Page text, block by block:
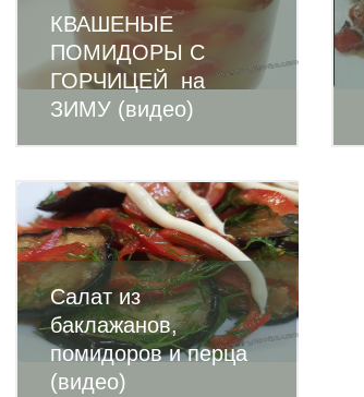
КВАШЕНЫЕ
ПОМИДОРЫ С
ГОРЧИЦЕЙ на
ЗИМУ (видео)
Салат из
баклажанов,
помидоров и перца
(видео)